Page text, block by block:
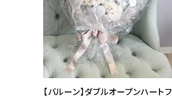
【バルーン】ダブルオープンハートフ